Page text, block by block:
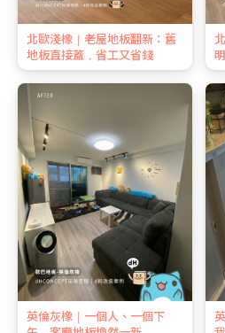
北歐淺橡｜老屋地板翻新：舊
地板直接蓋，省工又省錢
英倫灰橡｜一個人、一個下